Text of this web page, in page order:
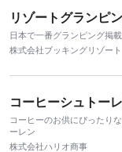
リゾートグランピ
日本で一番グランピング掲
株式会社ブッキングリゾート
コーヒーシュトー
コーヒーのお供にぴったり
ーレン
株式会社ハリオ商事